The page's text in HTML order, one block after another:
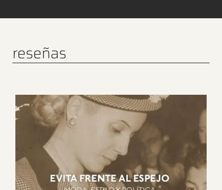
reseñas
Ver más sobre este tema.